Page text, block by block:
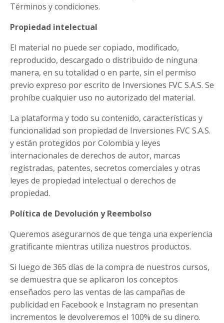
Términos y condiciones.
Propiedad intelectual
El material no puede ser copiado, modificado,
reproducido, descargado o distribuido de ninguna
manera, en su totalidad o en parte, sin el permiso
previo expreso por escrito de Inversiones FVC S.A.S. Se
prohíbe cualquier uso no autorizado del material.
La plataforma y todo su contenido, características y
funcionalidad son propiedad de Inversiones FVC S.A.S.
y están protegidos por Colombia y leyes
internacionales de derechos de autor, marcas
registradas, patentes, secretos comerciales y otras
leyes de propiedad intelectual o derechos de
propiedad.
Política de Devolución y Reembolso
Queremos asegurarnos de que tenga una experiencia
gratificante mientras utiliza nuestros productos.
Si luego de 365 días de la compra de nuestros cursos,
se demuestra que se aplicaron los conceptos
enseñados pero las ventas de las campañas de
publicidad en Facebook e Instagram no presentan
incrementos le devolveremos el 100% de su dinero.